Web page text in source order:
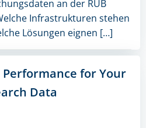
an der RUB
Infrastrukturen stehen
Lösungen eignen […]
Performance for Your
Data